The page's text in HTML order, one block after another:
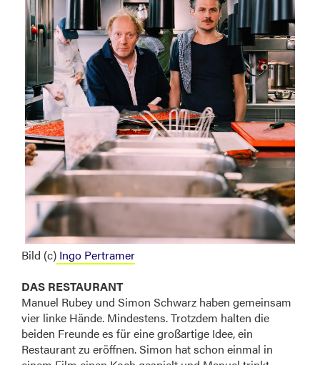
Bild (c) Ingo Pertramer
DAS RESTAURANT
Manuel Rubey und Simon Schwarz haben gemeinsam
vier linke Hände. Mindestens. Trotzdem halten die
beiden Freunde es für eine großartige Idee, ein
Restaurant zu eröffnen. Simon hat schon einmal in